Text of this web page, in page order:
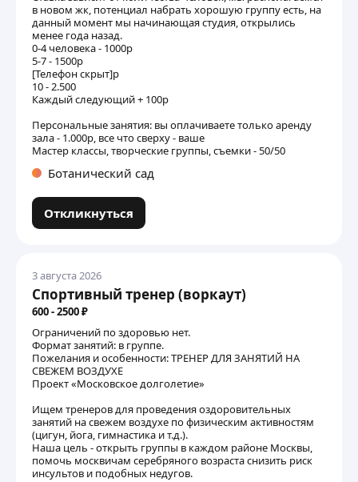
в новом жк, потенциал набрать хорошую группу есть, на
данный момент мы начинающая студия, открылись
менее года назад.
0-4 человека - 1000р
5-7 - 1500р
[Телефон скрыт]р
10 - 2.500
Каждый следующий + 100р
Персональные занятия: вы оплачиваете только аренду
зала - 1.000р, все что сверху - ваше
Мастер классы, творческие группы, съемки - 50/50
Ботанический сад
Откликнуться
3 августа 2026
Спортивный тренер (воркаут)
600 - 2500 ₽
Ограничений по здоровью нет.
Формат занятий: в группе.
Пожелания и особенности: ТРЕНЕР ДЛЯ ЗАНЯТИЙ НА
СВЕЖЕМ ВОЗДУХЕ
Проект «Московское долголетие»
Ищем тренеров для проведения оздоровительных
занятий на свежем воздухе по физическим активностям
(цигун, йога, гимнастика и т.д.).
Наша цель - открыть группы в каждом районе Москвы,
помочь москвичам серебряного возраста снизить риск
инсультов и подобных недугов.